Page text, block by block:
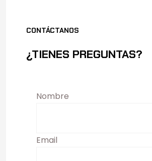
CONTÁCTANOS
¿TIENES PREGUNTAS?
Nombre
Email